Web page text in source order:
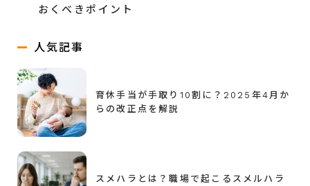
おくべきポイント
人気記事
育休手当が手取り10割に？2025年4月か
らの改正点を解説
スメハラとは？職場で起こるスメルハラ